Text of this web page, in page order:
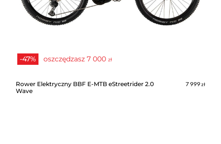
-47% oszczędzasz 7 000 zł
Rower Elektryczny BBF E-MTB eStreetrider 2.0
Wave
7 999zł